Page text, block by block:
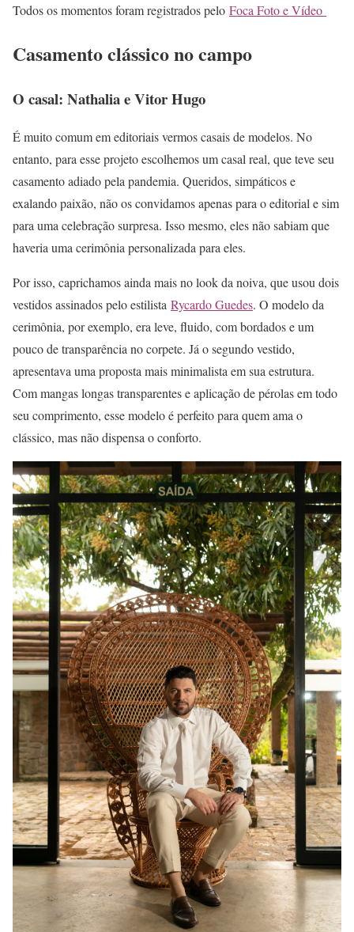
Todos os momentos foram registrados pelo Foca Foto e Vídeo
Casamento clássico no campo
O casal: Nathalia e Vitor Hugo
É muito comum em editoriais vermos casais de modelos. No
entanto, para esse projeto escolhemos um casal real, que teve seu
casamento adiado pela pandemia. Queridos, simpáticos e
exalando paixão, não os convidamos apenas para o editorial e sim
para uma celebração surpresa. Isso mesmo, eles não sabiam que
haveria uma cerimônia personalizada para eles.
Por isso, caprichamos ainda mais no look da noiva, que usou dois
vestidos assinados pelo estilista Rycardo Guedes. O modelo da
cerimônia, por exemplo, era leve, fluido, com bordados e um
pouco de transparência no corpete. Já o segundo vestido,
apresentava uma proposta mais minimalista em sua estrutura.
Com mangas longas transparentes e aplicação de pérolas em todo
seu comprimento, esse modelo é perfeito para quem ama o
clássico, mas não dispensa o conforto.